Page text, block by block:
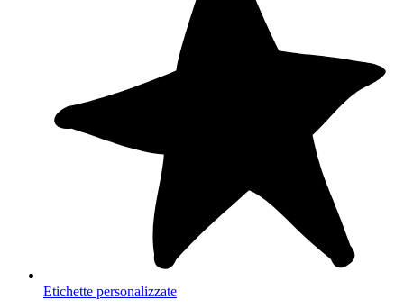
Etichette personalizzate